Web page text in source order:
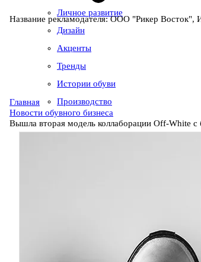
Личное развитие
Дизайн
Акценты
Тренды
Истории обуви
Производство
Название рекламодателя: ООО "Рикер
Главная
Новости обувного бизнеса
Вышла вторая модель коллаборации Off-White